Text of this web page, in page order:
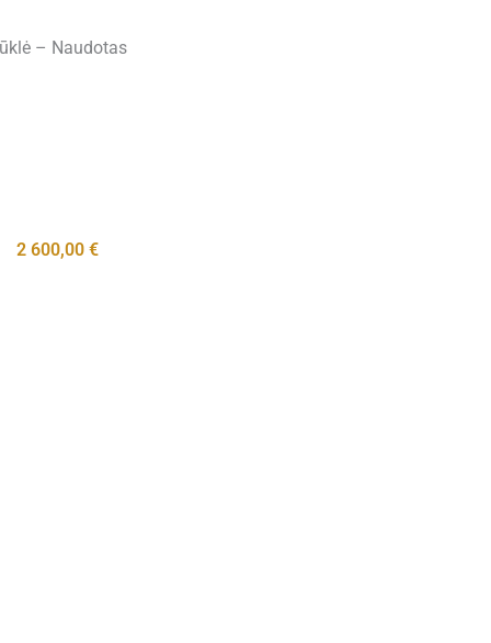
– Naudotas
2 600,00 €